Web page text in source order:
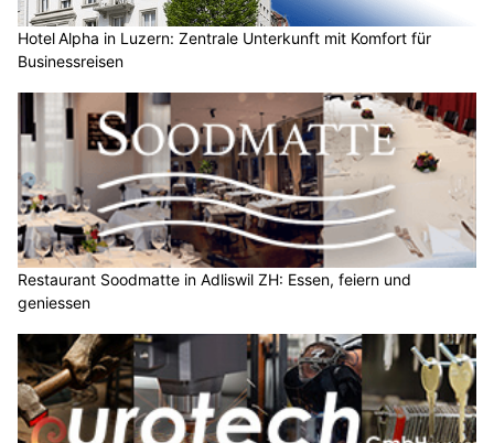
Hotel Alpha in Luzern: Zentrale Unterkunft mit Komfort für
Businessreisen
Restaurant Soodmatte in Adliswil ZH: Essen, feiern und
geniessen